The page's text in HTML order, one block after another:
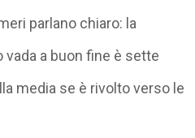
parlano chiaro: la
a buon fine è sette
media se è rivolto verso le